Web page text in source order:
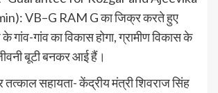
VB–G RAM G का जिक्र करते हुए
गांव-गांव का विकास होगा, ग्रामीण विकास के
बूटी बनकर आई हैं।
सहायता- केंद्रीय मंत्री शिवराज सिंह